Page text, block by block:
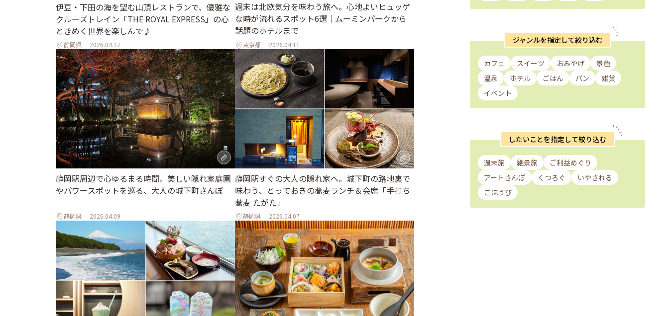
伊豆・下田の海を望む山頂レストランで、優雅な
クルーズトレイン「THE ROYAL EXPRESS」の心
ときめく世界を楽しんで♪
静岡県 2026.04.17
週末は北欧気分を味わう旅へ。心地よいヒュッゲ
な時が流れるスポット6選｜ムーミンパークから
話題のホテルまで
東京都 2026.04.11
静岡駅周辺で心ゆるまる時間。美しい隠れ家庭園
やパワースポットを巡る、大人の城下町さんぽ
静岡県 2026.04.09
静岡駅すぐの大人の隠れ家へ。城下町の路地裏で
味わう、とっておきの蕎麦ランチ＆会席「手打ち
蕎麦 たがた」
静岡県 2026.04.07
ジャンルを指定して絞り込む
カフェ スイーツ おみやげ
景色
温泉
ホテル ごはん パン
雑貨
イベント
したいことを指定して絞り込む
週末旅 絶景旅
ご利益めぐり
アートさんぽ
くつろぐ
いやされる
ごほうび